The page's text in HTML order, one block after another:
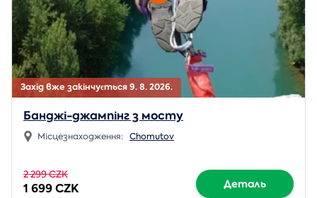
Захід вже закінчується 9. 8. 2026.
Банджі-джампінг з мосту
Місцезнаходження: Chomutov
2 299 CZK
1 699 CZK Деталь